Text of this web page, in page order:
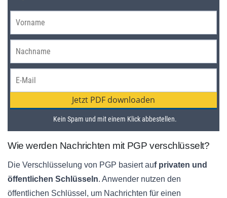
Wie werden Nachrichten mit PGP verschlüsselt?
Die Verschlüsselung von PGP basiert auf privaten und
öffentlichen Schlüsseln. Anwender nutzen den
öffentlichen Schlüssel, um Nachrichten für einen